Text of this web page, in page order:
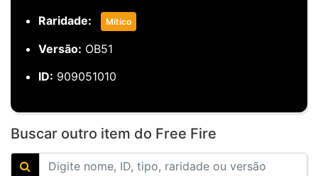
Raridade:
Mítico
Versão: OB51
ID: 909051010
Buscar outro item do Free Fire